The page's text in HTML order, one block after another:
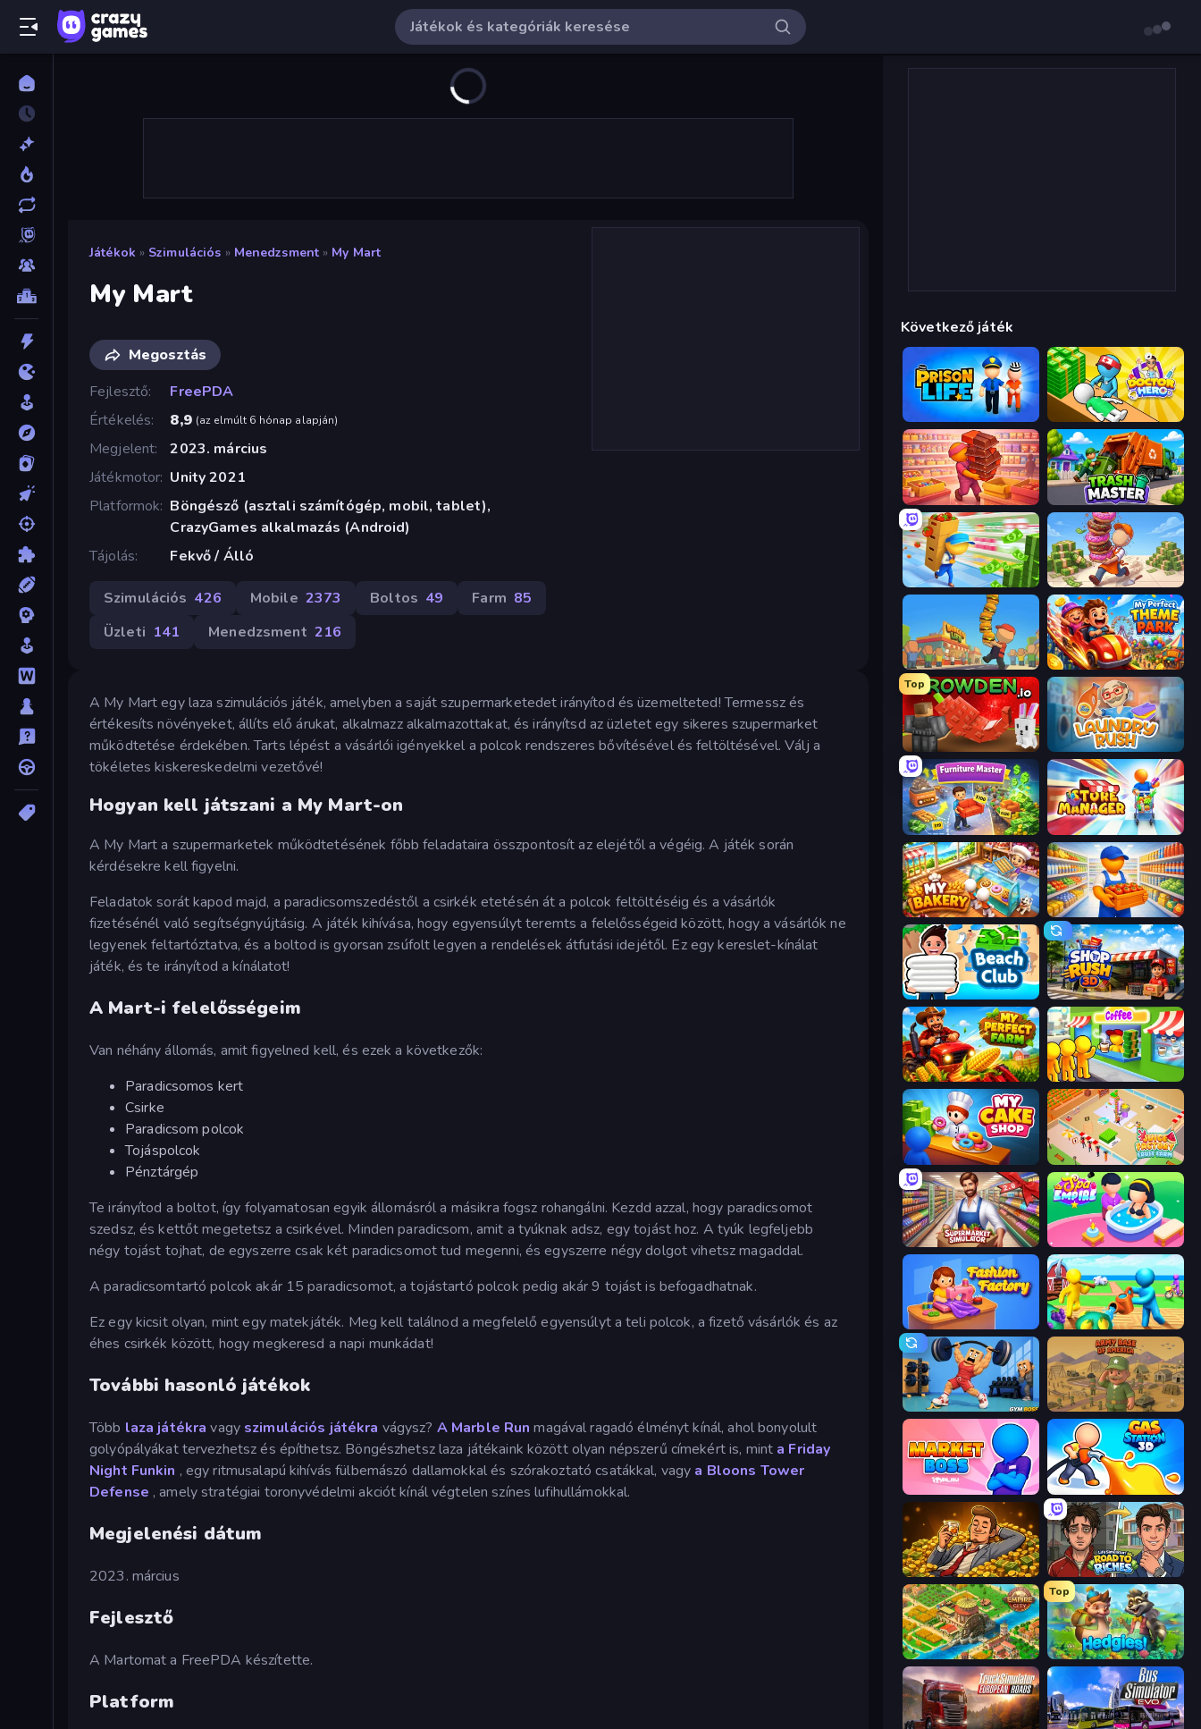
Játékok » Szimulációs » Menedzsment » My Mart
My Mart
Megosztás
Fejlesztő
FreePDA
Értékelés
8,9 (az elmúlt 6 hónap alapján)
Megjelent
2023. március
Játékmotor Unity 2021
Platformok Böngésző (asztali számítógép, mobil, tablet),
CrazyGames alkalmazás (Android)
Tájolás
Fekvő / Álló
Szimulációs 426 Mobile 2373 Boltos 49 Farm 85
Üzleti 141 Menedzsment 216
A My Mart egy laza szimulációs játék, amelyben a saját szupermarketedet irányítod és üzemelteted! Termessz és
értékesíts növényeket, állíts elő árukat, alkalmazz alkalmazottakat, és irányítsd az üzletet egy sikeres szupermarket
működtetése érdekében. Tarts lépést a vásárlói igényekkel a polcok rendszeres bővítésével és feltöltésével. Válj a
tökéletes kiskereskedelmi vezetővé!
Hogyan kell játszani a My Mart-on
A My Mart a szupermarketek működtetésének főbb feladataira összpontosít az elejétől a végéig. A játék során
kérdésekre kell figyelni.
Feladatok sorát kapod majd, a paradicsomszedéstől a csirkék etetésén át a polcok feltöltéséig és a vásárlók
fizetésénél való segítségnyújtásig. A játék kihívása, hogy egyensúlyt teremts a felelősségeid között, hogy a vásárlók ne
legyenek feltartóztatva, és a boltod is gyorsan zsúfolt legyen a rendelések átfutási idejétől. Ez egy kereslet-kínálat
játék, és te irányítod a kínálatot!
A Mart-i felelősségeim
Van néhány állomás, amit figyelned kell, és ezek a következők:
Paradicsomos kert
Csirke
Paradicsom polcok
Tojáspolcok
Pénztárgép
Te irányítod a boltot, így folyamatosan egyik állomásról a másikra fogsz rohangálni. Kezdd azzal, hogy paradicsomot
szedsz, és kettőt megetetsz a csirkével. Minden paradicsom, amit a tyúknak adsz, egy tojást hoz. A tyúk legfeljebb
négy tojást tojhat, de egyszerre csak két paradicsomot tud megenni, és egyszerre négy dolgot vihetsz magaddal.
A paradicsomtartó polcok akár 15 paradicsomot, a tojástartó polcok pedig akár 9 tojást is befogadhatnak.
Ez egy kicsit olyan, mint egy matekjáték. Meg kell találnod a megfelelő egyensúlyt a teli polcok, a fizető vásárlók és az
éhes csirkék között, hogy megkeresd a napi munkádat!
További hasonló játékok
Több laza játékra vagy szimulációs játékra vágysz? A Marble Run magával ragadó élményt kínál, ahol bonyolult
golyópályákat tervezhetsz és építhetsz. Böngészhetsz laza játékaink között olyan népszerű címekért is, mint a Friday
Night Funkin , egy ritmusalapú kihívás fülbemászó dallamokkal és szórakoztató csatákkal, vagy a Bloons Tower
Defense , amely stratégiai toronyvédelmi akciót kínál végtelen színes lufihullámokkal.
Megjelenési dátum
2023. március
Fejlesztő
A Martomat a FreePDA készítette.
Platform
Következő játék
Prison Life Doctor Hero
Candy Packing Store Trash Master
Supermarket Empire Donut Place
Burger Life My Perfect Theme Park
Top
Grow A Garden | Growden.io Laundry Rush
Furniture Master: Idle Tycoon Store Manager
My bakery Supermarket Manager
Beach Club Shop Rush 3D
My Perfect Farm Coffee Idle
My Cake Shop Juice Factory - Fruit Farm
Supermarket Simulator: Store Manager Spa Empire
Fashion Factory Farm Land
Gym Boss Army Base Of America
Market Boss Gas Station 3D
Idle Billionaire Tycoon Life Simulator: Road to Riches
Empire City
Top
Hedgies